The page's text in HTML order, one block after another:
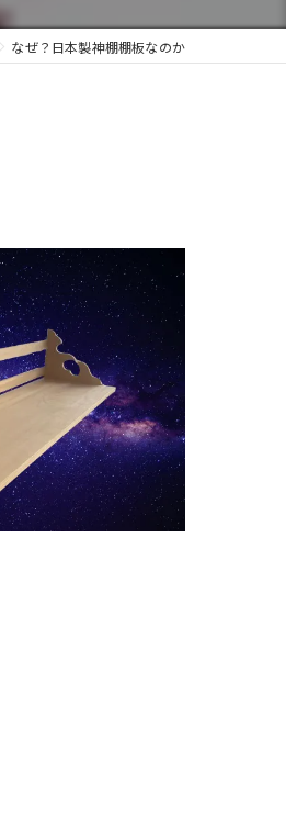
なぜ？日本製神棚棚板なのか